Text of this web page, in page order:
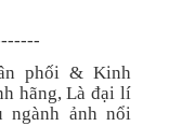
phối & Kinh
hãng, Là đại lí
ngành ảnh nổi